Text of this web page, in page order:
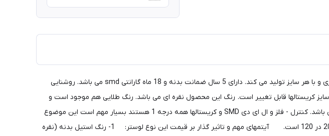
لوستر مدرن آویزی 3 شاخه استوانه ای مکعبی - ماه نو این نوع محصول را با هر شکل مورد درخواست مشتری و با هر سایز تولید می کند. دارای 5 سال ضمانت بدنه و 18 ماه گارانتی smd می باشد. روشنایی
کریستالها قابل تغییر است. رنگ این محصول نقره ای می باشد. رنگ طلایی هم موجود است و
قیمت آن 10 در صد گرانتر می باشد. دارای صفحه استیل گرد با سایز 30 سانتیمتری جهت اتصال به سقف می باشد. کنترل - فلز و ال ای دی SMD و کریستالها همه درجه 1 هستند بسیار مهم است این موضوع
موقع خرید مورد توجه واقع شود تغییر اینها می تواند تا حدود زیادی قیمت را تغییر دهد. تصویر کریستال 20 در 120 است. آیتمهای مهم و تاثیر گذار بر قیمت این نوع لوستر: 1- رنگ استیل بدنه (نقره